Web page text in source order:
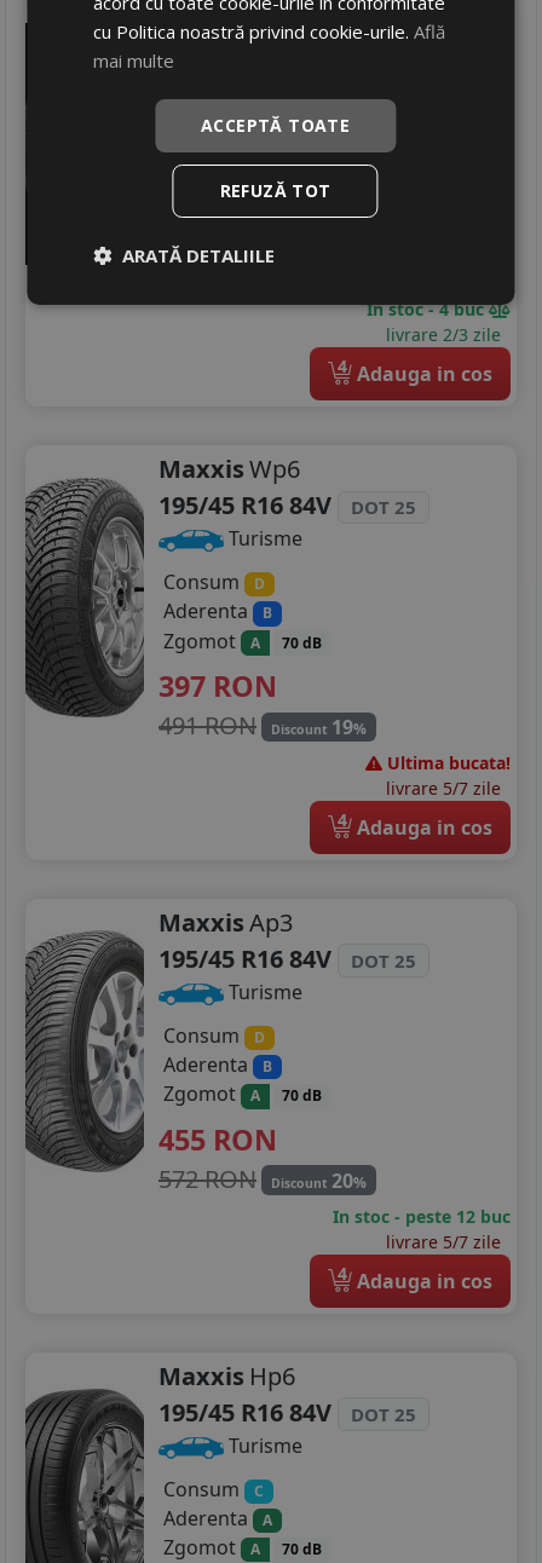
NankangNs-20
195/45 R16 84V
Consum D
Aderenta C
Zgomot B 72 dB
411 RON
In stoc - 4 buc
livrare 2/3 zile
4 Adauga in cos
MaxxisWp6
195/45 R16 84V
DOT 25
Turisme
Consum
D
Aderenta B
Zgomot A 70 dB
397 RON
491 RON Discount 19%
Ultima bucata!
livrare 5/7 zile
4 Adauga in cos
MaxxisAp3
195/45 R16 84V
DOT 25
Turisme
Consum
D
Aderenta B
Zgomot A 70 dB
455 RON
572 RON Discount 20%
In stoc - peste 12 buc
livrare 5/7 zile
4 Adauga in cos
Maxxis Hp6
195/45 R16 84V
DOT 25
Turisme
Consum
C
Aderenta A
Zgomot A 70 dB
cu Politica noastră privind cookie-urile.Află
mai multe
ACCEPTĂ TOATE
REFUZĂ TOT
ARATĂ DETALIILE